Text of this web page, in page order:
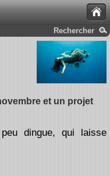
Rechercher
et un projet
dingue, qui laisse